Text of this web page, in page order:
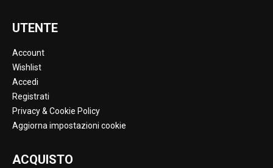
UTENTE
Account
Wishlist
Accedi
Registrati
Privacy & Cookie Policy
Aggiorna impostazioni cookie
ACQUISTO